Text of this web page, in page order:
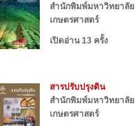
สำนักพิมพ์มหาวิทยาลัย
เกษตรศาสตร์
เปิดอ่าน 13 ครั้ง
สารปรับปรุงดิน
สำนักพิมพ์มหาวิทยาลัย
เกษตรศาสตร์